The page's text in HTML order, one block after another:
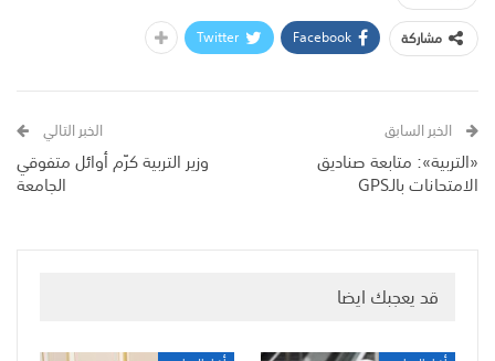
مشاركة
Facebook
Twitter
الخبر السابق
«التربية»: متابعة صناديق
الامتحانات بالـGPS
الخبر التالي
وزير التربية كرّم أوائل متفوقي
الجامعة
قد يعجبك ايضا